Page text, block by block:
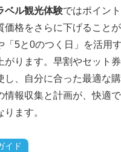
ベル観光体験ではポイン
価格をさらに下げること
「5と0のつく日」を活用
がります。早割やセット
し、自分に合った最適な
情報収集と計画が、快適
ます。
イド